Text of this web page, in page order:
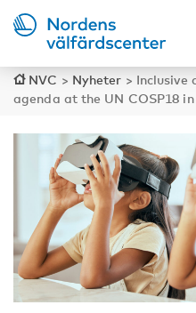
NVC > Nyheter > Inclusive
agenda at the UN COSP18 in